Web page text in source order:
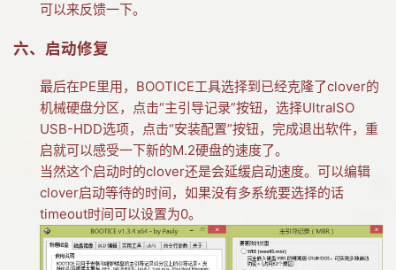
可以来反馈一下。
六、启动修复
最后在PE里用，BOOTICE工具选择到已经克隆了clover的
机械硬盘分区，点击“主引导记录”按钮，选择UltraISO
USB-HDD选项，点击“安装配置”按钮，完成退出软件，重
启就可以感受一下新的M.2硬盘的速度了。
当然这个启动时的clover还是会延缓启动速度。可以编辑
clover启动等待的时间，如果没有多系统要选择的话
timeout时间可以设置为0。